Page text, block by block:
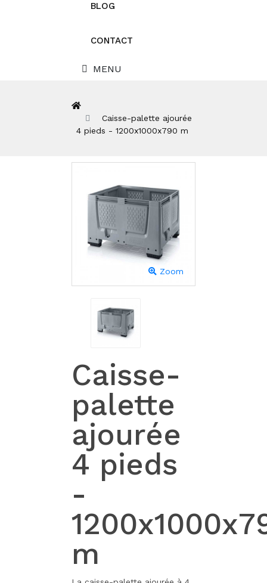
BLOG
CONTACT
MENU
Caisse-palette ajourée
4 pieds - 1200x1000x790 m
Zoom
Caisse-
palette
ajourée
4 pieds
-
m